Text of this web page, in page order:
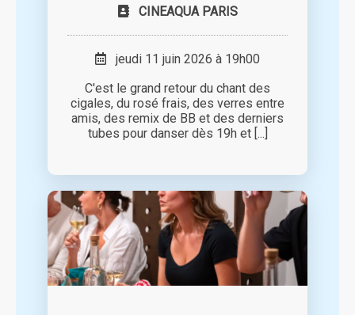
CINEAQUA PARIS
jeudi 11 juin 2026 à 19h00
C'est le grand retour du chant des
cigales, du rosé frais, des verres entre
amis, des remix de BB et des derniers
tubes pour danser dès 19h et [...]